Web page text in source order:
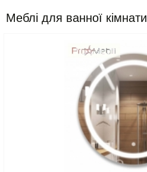
Меблі для ванної кімнати